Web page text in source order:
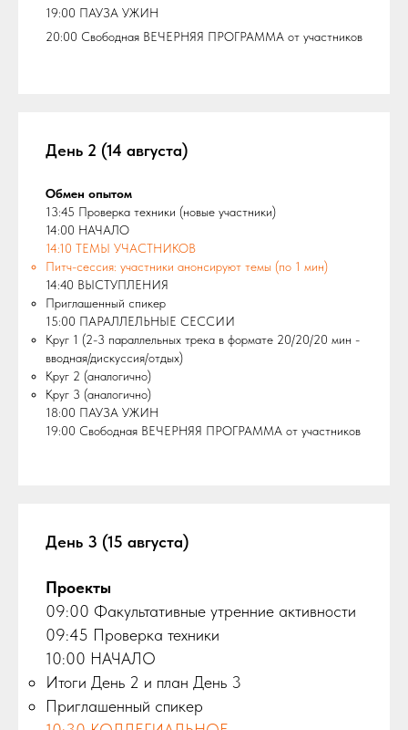
19:00 ПАУЗА УЖИН
20:00 Свободная ВЕЧЕРНЯЯ ПРОГРАММА от участников
День 2 (14 августа)
Обмен опытом
13:45 Проверка техники (новые участники)
14:00 НАЧАЛО
14:10 ТЕМЫ УЧАСТНИКОВ
Питч-сессия: участники анонсируют темы (по 1 мин)
14:40 ВЫСТУПЛЕНИЯ
Приглашенный спикер
15:00 ПАРАЛЛЕЛЬНЫЕ СЕССИИ
Круг 1 (2-3 параллельных трека в формате 20/20/20 мин -
вводная/дискуссия/отдых)
Круг 2 (аналогично)
Круг 3 (аналогично)
18:00 ПАУЗА УЖИН
19:00 Свободная ВЕЧЕРНЯЯ ПРОГРАММА от участников
День 3 (15 августа)
Проекты
09:00 Факультативные утренние активности
09:45 Проверка техники
10:00 НАЧАЛО
Итоги День 2 и план День 3
Приглашенный спикер